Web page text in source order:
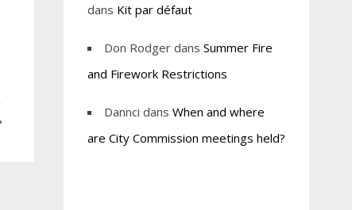
dans Kit par défaut
Don Rodger dansSummer Fire
and Firework Restrictions
Dannci dansWhen and where
are City Commission meetings held?